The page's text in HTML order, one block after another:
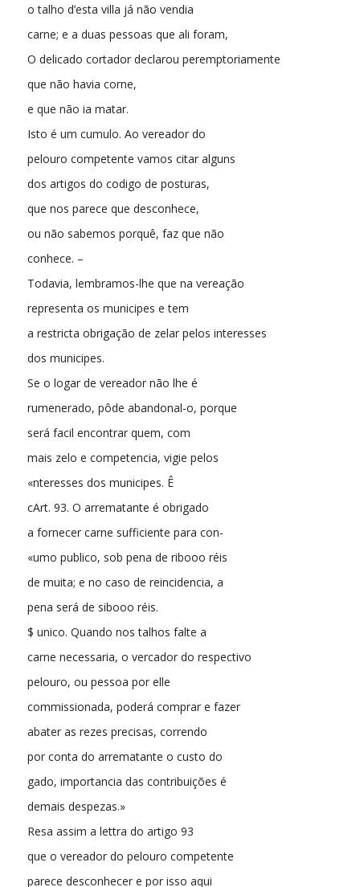
o talho d’esta villa já não vendia
carne; e a duas pessoas que ali foram,
O delicado cortador declarou peremptoriamente
que não havia corne,
e que não ia matar.
Isto é um cumulo. Ao vereador do
pelouro competente vamos citar alguns
dos artigos do codigo de posturas,
que nos parece que desconhece,
ou não sabemos porquê, faz que não
conhece. –
Todavia, lembramos-lhe que na vereação
representa os municipes e tem
a restricta obrigação de zelar pelos interesses
dos municipes.
Se o logar de vereador não lhe é
rumenerado, pôde abandonal-o, porque
será facil encontrar quem, com
mais zelo e competencia, vigie pelos
«nteresses dos municipes. Ê
cArt. 93. O arrematante é obrigado
a fornecer carne sufficiente para con-
«umo publico, sob pena de ribooo réis
de muita; e no caso de reincidencia, a
pena será de sibooo réis.
$ unico. Quando nos talhos falte a
carne necessaria, o vercador do respectivo
pelouro, ou pessoa por elle
commissionada, poderá comprar e fazer
abater as rezes precisas, correndo
por conta do arrematante o custo do
gado, importancia das contribuições é
demais despezas.»
Resa assim a lettra do artigo 93
que o vereador do pelouro competente
parece desconhecer e por isso aqui